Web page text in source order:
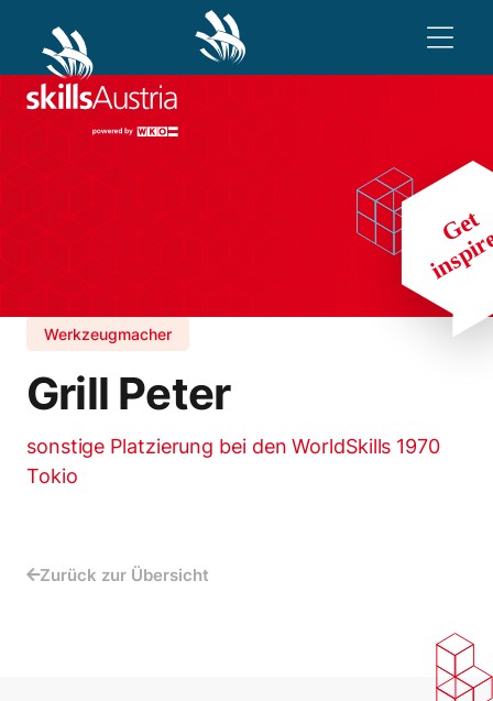
Werkzeugmacher
Grill Peter
sonstige Platzierung bei den WorldSkills 1970
Tokio
Zurück zur Übersicht